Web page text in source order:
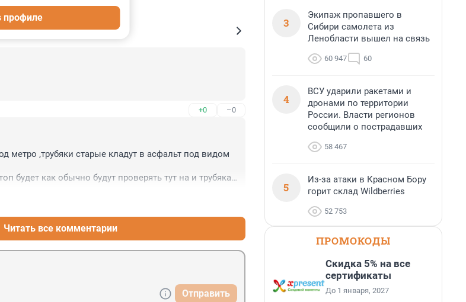
профиле
+0 –0
метро ,трубяки старые кладут в асфальт под видом
будет как обычно будут проверять тут на и трубяка
закрываются и назревает жо....а
Читать все комментарии
Отправить
3
Экипаж пропавшего в
Сибири самолета из
Ленобласти вышел на связь
60 947 60
4
ВСУ ударили ракетами и
дронами по территории
России. Власти регионов
сообщили о пострадавших
58 467
5
Из-за атаки в Красном Бору
горит склад Wildberries
52 753
ПРОМОКОДЫ
Скидка 5% на все
сертификаты
До 1 января, 2027